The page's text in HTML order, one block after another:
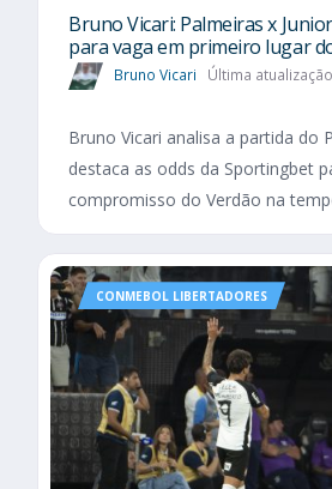
Bruno Vicari: Palmeiras x
para vaga em primeiro lugar
Bruno Vicari Última
Bruno Vicari analisa a partida do
destaca as odds da Sportingbet
compromisso do Verdão na
CONMEBOL LIBERTADORES